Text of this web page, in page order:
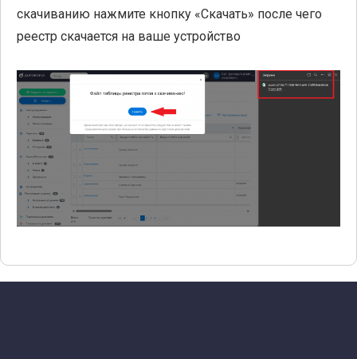
скачиванию нажмите кнопку «Скачать» после чего
реестр скачается на ваше устройство